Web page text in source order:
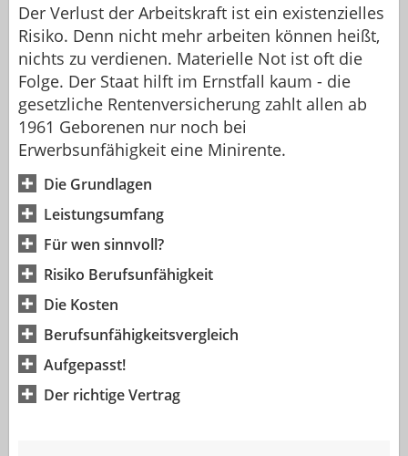
Der Verlust der Arbeitskraft ist ein existenzielles
Risiko. Denn nicht mehr arbeiten können heißt,
nichts zu verdienen. Materielle Not ist oft die
Folge. Der Staat hilft im Ernstfall kaum - die
gesetzliche Rentenversicherung zahlt allen ab
1961 Geborenen nur noch bei
Erwerbsunfähigkeit eine Minirente.
Die Grundlagen
Leistungsumfang
Für wen sinnvoll?
Risiko Berufsunfähigkeit
Die Kosten
Berufsunfähigkeitsvergleich
Aufgepasst!
Der richtige Vertrag